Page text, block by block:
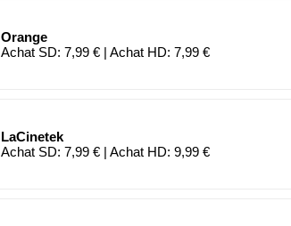
Orange
Achat SD: 7,99 € | Achat HD: 7,99 €
LaCinetek
Achat SD: 7,99 € | Achat HD: 9,99 €